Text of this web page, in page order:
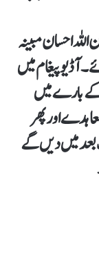
احسان مبینہ
آڈیو پیغام میں
کے بارے میں
اور پھر
میں دیں گے